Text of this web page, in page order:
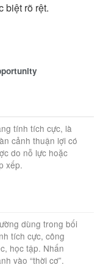
biệt rõ rệt.
tính tích cực, là
cảnh thuận lợi có
do nỗ lực hoặc
xếp.
dùng trong bối
tích cực, công
học tập. Nhấn
vào “thời cơ”.